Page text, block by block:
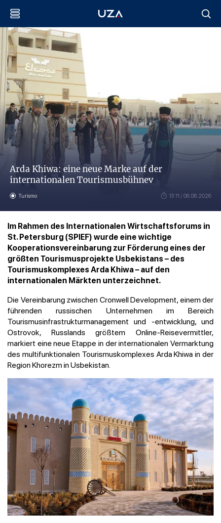
Arda Khiwa: eine neue Marke auf der
internationalen Tourismusbühnev
Turismo 13:11 / 08.06.2026
Im Rahmen des Internationalen Wirtschaftsforums in
St. Petersburg (SPIEF) wurde eine wichtige
Kooperationsvereinbarung zur Förderung eines der
größten Tourismusprojekte Usbekistans – des
Tourismuskomplexes Arda Khiwa – auf den
internationalen Märkten unterzeichnet.
Die Vereinbarung zwischen Cronwell Development, einem der
führenden russischen Unternehmen im Bereich
Tourismusinfrastrukturmanagement und -entwicklung, und
Ostrovok, Russlands größtem Online-Reisevermittler,
markiert eine neue Etappe in der internationalen Vermarktung
des multifunktionalen Tourismuskomplexes Arda Khiwa in der
Region Khorezm in Usbekistan.